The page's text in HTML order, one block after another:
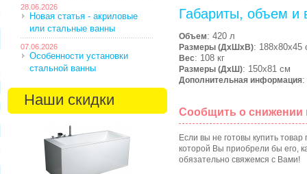
28.06.2026
Новая статья - акриловые
или стальные ванны
07.06.2026
Особенности установки
стальной ванны
Наши скидки
Габариты, объем и
Объем: 420 л
Размеры (ДхШхВ): 188х80х45
Вес: 108 кг
Размеры (ДхШ): 150х81 см
Дополнительная информация:
Сообщить о снижении
Если вы не готовы купить
которой Вы приобрели бы его,
обязательно свяжемся с Вами!